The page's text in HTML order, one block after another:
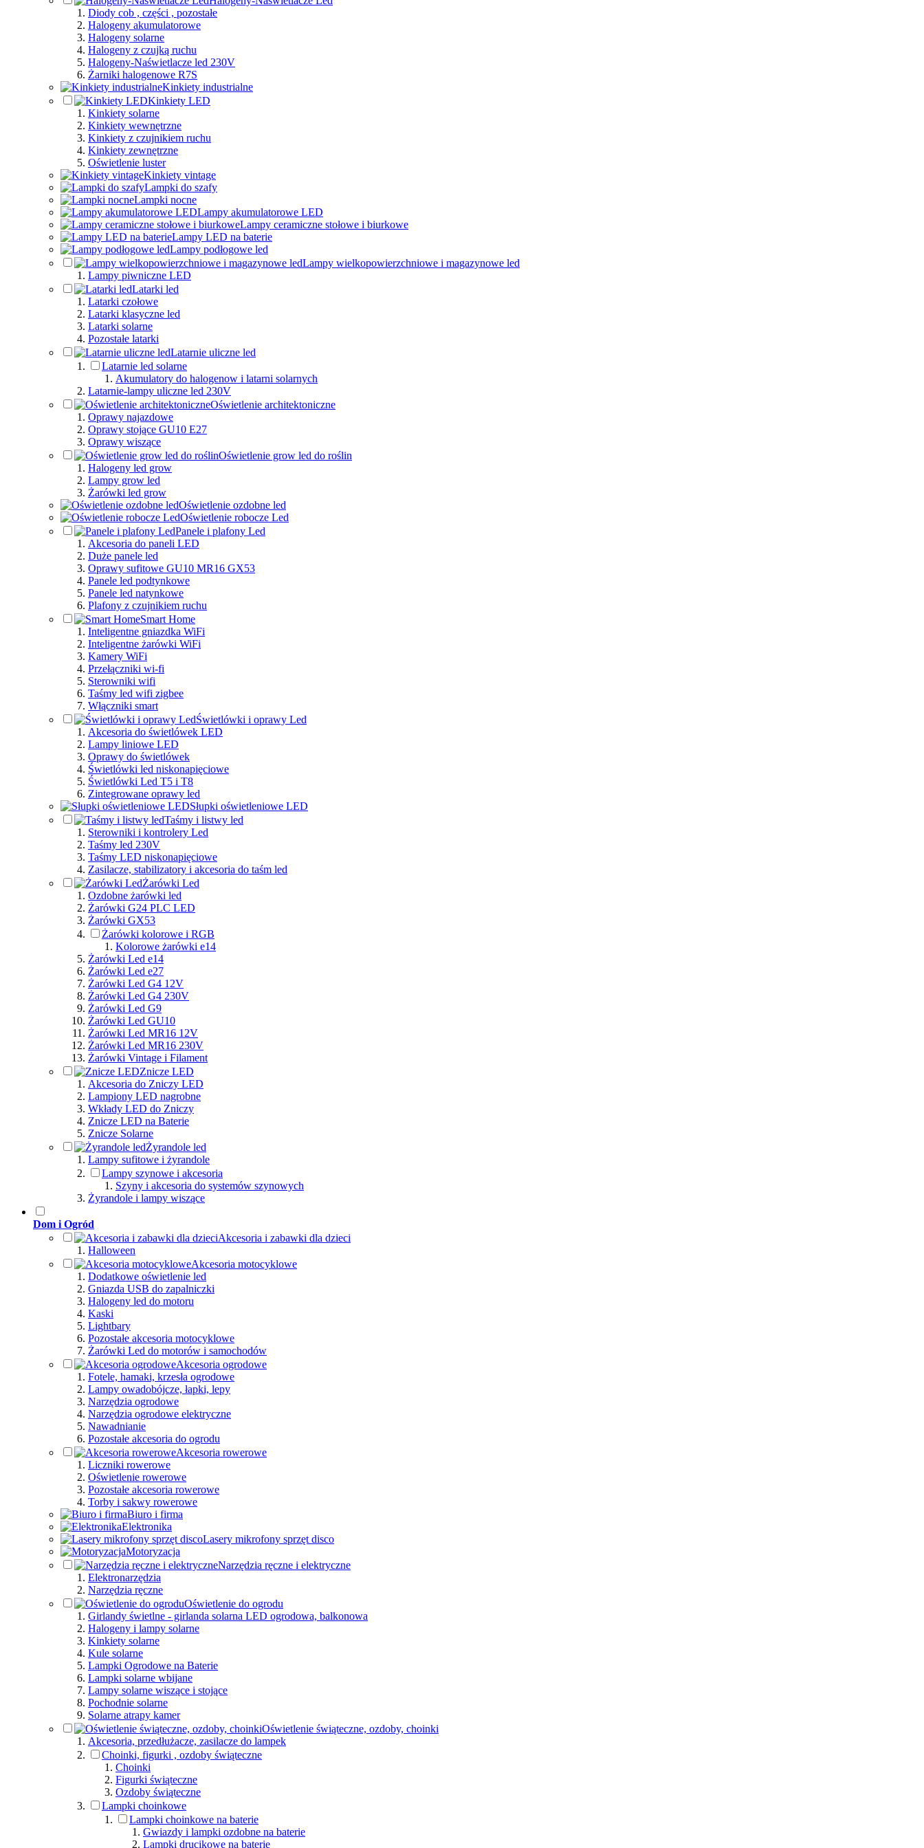
Diody cob , części , pozostałe
Halogeny akumulatorowe
Halogeny solarne
Halogeny z czujką ruchu
Halogeny-Naświetlacze led 230V
Żarniki halogenowe R7S
Kinkiety industrialne
Kinkiety LED
Kinkiety solarne
Kinkiety wewnętrzne
Kinkiety z czujnikiem ruchu
Kinkiety zewnętrzne
Oświetlenie luster
Kinkiety vintage
Lampki do szafy
Lampki nocne
Lampy akumulatorowe LED
Lampy ceramiczne stołowe i biurkowe
Lampy LED na baterie
Lampy podłogowe led
Lampy wielkopowierzchniowe i magazynowe led
Lampy piwniczne LED
Latarki led
Latarki czołowe
Latarki klasyczne led
Latarki solarne
Pozostałe latarki
Latarnie uliczne led
Latarnie led solarne
Akumulatory do halogenow i latarni solarnych
Latarnie-lampy uliczne led 230V
Oświetlenie architektoniczne
Oprawy najazdowe
Oprawy stojące GU10 E27
Oprawy wiszące
Oświetlenie grow led do roślin
Halogeny led grow
Lampy grow led
Żarówki led grow
Oświetlenie ozdobne led
Oświetlenie robocze Led
Panele i plafony Led
Akcesoria do paneli LED
Duże panele led
Oprawy sufitowe GU10 MR16 GX53
Panele led podtynkowe
Panele led natynkowe
Plafony z czujnikiem ruchu
Smart Home
Inteligentne gniazdka WiFi
Inteligentne żarówki WiFi
Kamery WiFi
Przełączniki wi-fi
Sterowniki wifi
Taśmy led wifi zigbee
Włączniki smart
Świetlówki i oprawy Led
Akcesoria do świetlówek LED
Lampy liniowe LED
Oprawy do świetlówek
Świetlówki led niskonapięciowe
Świetlówki Led T5 i T8
Zintegrowane oprawy led
Słupki oświetleniowe LED
Taśmy i listwy led
Sterowniki i kontrolery Led
Taśmy led 230V
Taśmy LED niskonapięciowe
Zasilacze, stabilizatory i akcesoria do taśm led
Żarówki Led
Ozdobne żarówki led
Żarówki G24 PLC LED
Żarówki GX53
Żarówki kolorowe i RGB
Kolorowe żarówki e14
Żarówki Led e14
Żarówki Led e27
Żarówki Led G4 12V
Żarówki Led G4 230V
Żarówki Led G9
Żarówki Led GU10
Żarówki Led MR16 12V
Żarówki Led MR16 230V
Żarówki Vintage i Filament
Znicze LED
Akcesoria do Zniczy LED
Lampiony LED nagrobne
Wkłady LED do Zniczy
Znicze LED na Baterie
Znicze Solarne
Żyrandole led
Lampy sufitowe i żyrandole
Lampy szynowe i akcesoria
Szyny i akcesoria do systemów szynowych
Żyrandole i lampy wiszące
Dom i Ogród
Akcesoria i zabawki dla dzieci
Halloween
Akcesoria motocyklowe
Dodatkowe oświetlenie led
Gniazda USB do zapalniczki
Halogeny led do motoru
Kaski
Lightbary
Pozostałe akcesoria motocyklowe
Żarówki Led do motorów i samochodów
Akcesoria ogrodowe
Fotele, hamaki, krzesła ogrodowe
Lampy owadobójcze, łapki, lepy
Narzędzia ogrodowe
Narzędzia ogrodowe elektryczne
Nawadnianie
Pozostałe akcesoria do ogrodu
Akcesoria rowerowe
Liczniki rowerowe
Oświetlenie rowerowe
Pozostałe akcesoria rowerowe
Torby i sakwy rowerowe
Biuro i firma
Elektronika
Lasery mikrofony sprzęt disco
Motoryzacja
Narzędzia ręczne i elektryczne
Elektronarzędzia
Narzędzia ręczne
Oświetlenie do ogrodu
Girlandy świetlne - girlanda solarna LED ogrodowa, balkonowa
Halogeny i lampy solarne
Kinkiety solarne
Kule solarne
Lampki Ogrodowe na Baterie
Lampki solarne wbijane
Lampy solarne wiszące i stojące
Pochodnie solarne
Solarne atrapy kamer
Oświetlenie świąteczne, ozdoby, choinki
Akcesoria, przedłużacze, zasilacze do lampek
Choinki, figurki , ozdoby świąteczne
Choinki
Figurki świąteczne
Ozdoby świąteczne
Lampki choinkowe
Lampki choinkowe na baterie
Gwiazdy i lampki ozdobne na baterie
Lampki drucikowe na baterie